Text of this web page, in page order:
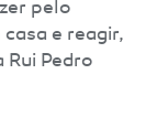
pelo
e reagir,
Pedro